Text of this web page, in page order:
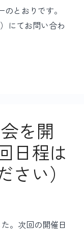
とおりです。
にてお問い合わ
を開
日程は
い）
。次回の開催日